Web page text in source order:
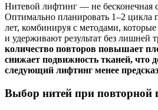
Нитевой лифтинг — не бесконечная
Оптимально планировать 1–2 цикла
лет, комбинируя с методами,
и удерживают результат без лишней
количество повторов повышает
снижает подвижность тканей, что
следующий лифтинг менее
Выбор нитей при повторной